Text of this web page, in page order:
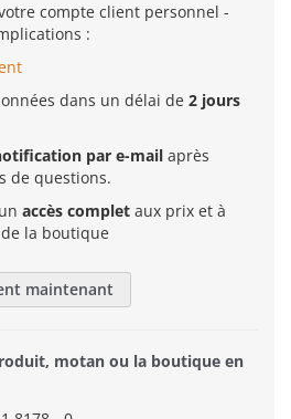
compte client personnel -
:
dans un délai de 2 jours
par e-mail après
de questions.
accès complet aux prix et à
la boutique
maintenant
motan ou la boutique en